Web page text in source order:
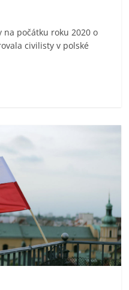
na počátku roku 2020 o
civilisty v polské